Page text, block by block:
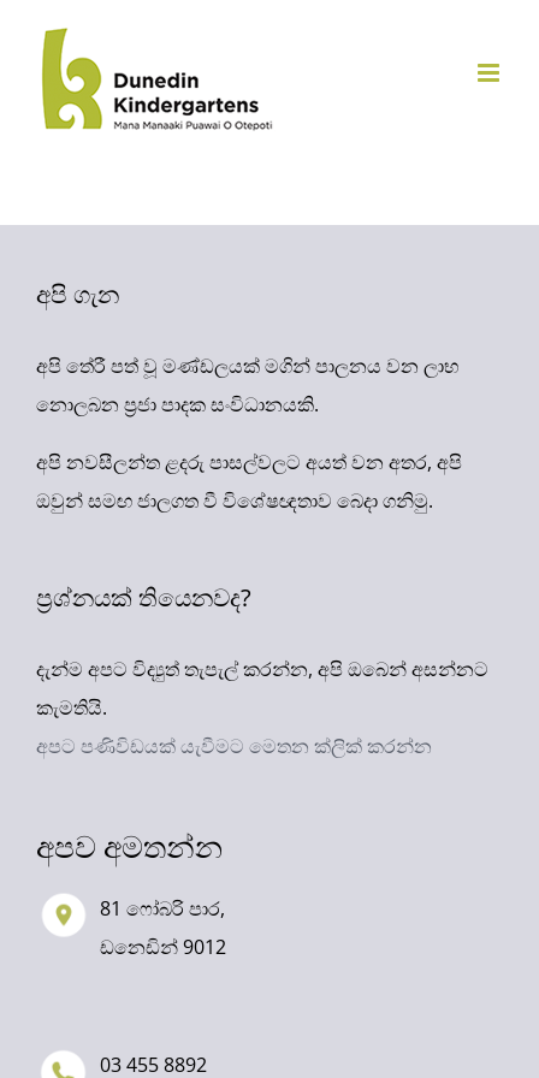
යන්න
අපි ගැන
අපි තේරී පත් වූ මණ්ඩලයක් මගින් පාලනය වන ලාභ
නොලබන ප්‍රජා පාදක සංවිධානයකි.
අපි නවසීලන්ත ළදරු පාසල්වලට අයත් වන අතර, අපි
ඔවුන් සමඟ ජාලගත වී විශේෂඥතාව බෙදා ගනිමු.
ප්‍රශ්නයක් තියෙනවද?
දැන්ම අපට විද්‍යුත් තැපැල් කරන්න, අපි ඔබෙන් අසන්නට
කැමතියි.
අපට පණිවිඩයක් යැවීමට මෙතන ක්ලික් කරන්න
අපව අමතන්න
81 ෆෝබරි පාර,
ඩනෙඩින් 9012
03 455 8892